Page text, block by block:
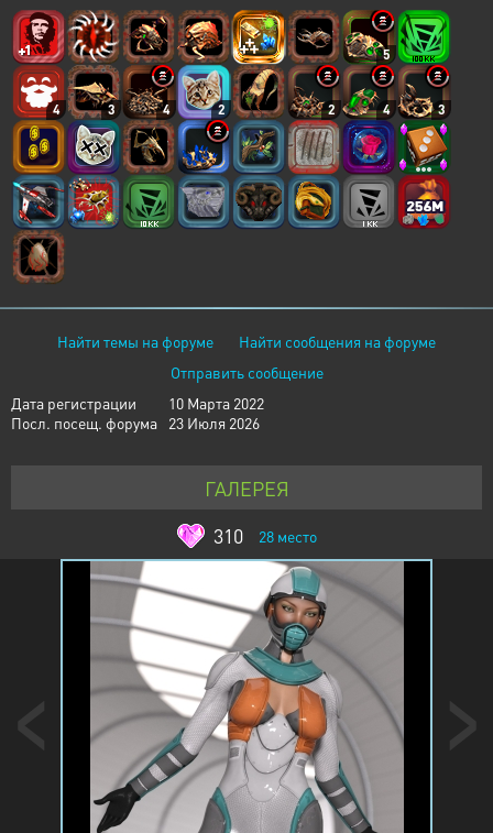
5
4 3 4 2 2 4 3
Найти темы на форуме
Найти сообщения на форуме
Отправить сообщение
Дата регистрации
10 Марта 2022
Посл. посещ. форума
23 Июля 2026
ГАЛЕРЕЯ
310
28место